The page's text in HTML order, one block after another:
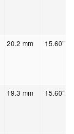
20.2 mm 15.60"
19.3 mm 15.60"